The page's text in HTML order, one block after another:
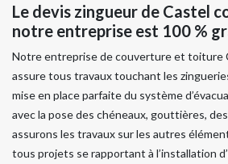
Le devis zingueur de Castel
notre entreprise est 100 %
Notre entreprise de couverture et toiture
assure tous travaux touchant les
mise en place parfaite du système
avec la pose des chéneaux, gouttières,
assurons les travaux sur les autres
tous projets se rapportant à l’installation